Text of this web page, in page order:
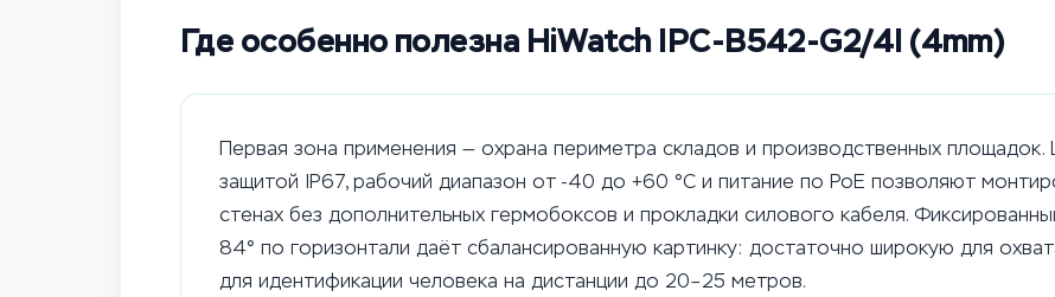
Где особенно полезна HiWatch IPC-B542-G2/4I (4mm)
Первая зона применения — охрана периметра складов и производственных площадок.
защитой IP67, рабочий диапазон от -40 до +60 °C и питание по PoE позволяют
стенах без дополнительных гермобоксов и прокладки силового кабеля.
84° по горизонтали даёт сбалансированную картинку: достаточно широкую для
для идентификации человека на дистанции до 20–25 метров.